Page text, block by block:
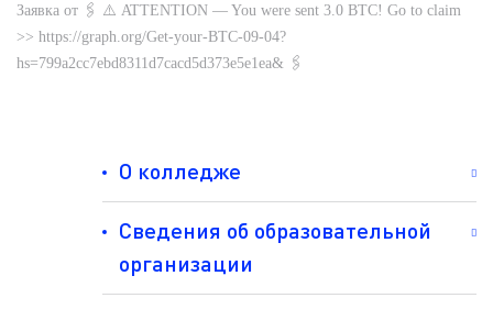
Заявка от 🖇 ⚠️ ATTENTION — You were sent 3.0 BTC! Go to claim
>> https://graph.org/Get-your-BTC-09-04?
hs=799a2cc7ebd8311d7cacd5d373e5e1ea& 🖇
О колледже
Сведения об образовательной
организации